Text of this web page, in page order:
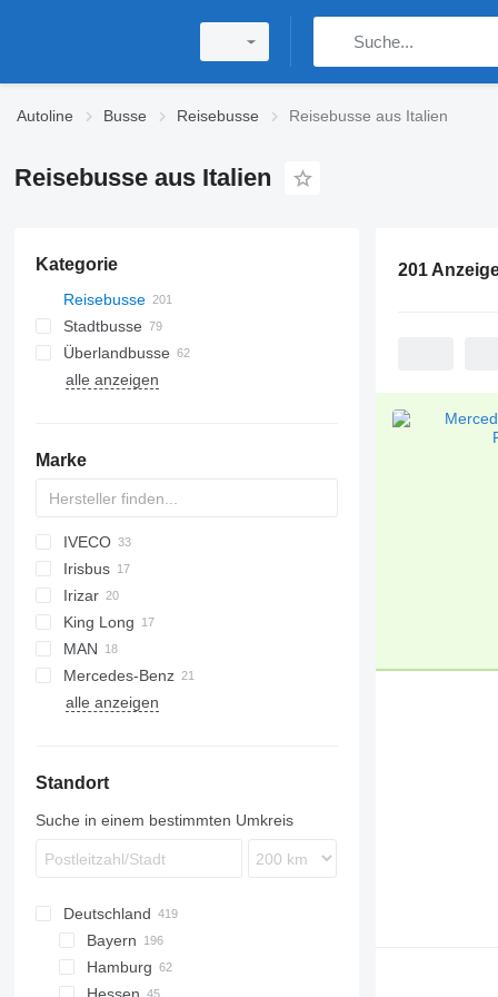
Autoline Busse Reisebusse Reisebusse aus Italien
Reisebusse aus Italien
Kategorie
Reisebusse
Stadtbusse
Überlandbusse
alle anzeigen
Marke
Maestro
Futura
IVECO
Euroclass
Magelys
Mago
Irisbus
Domino
Evadys
Irizar
Century
I-series
King Long
XMQ
MAN
Lion's series
Mercedes-Benz
Sprinter
Cityliner
Navigo
Century
S-series
RD
Futura
Futura
Astron
9700
alle anzeigen
Standort
Suche in einem bestimmten Umkreis
Deutschland
Bayern
München
Hamburg
201